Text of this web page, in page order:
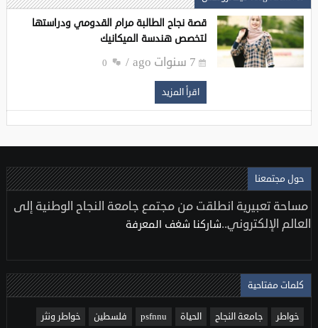
قصة نجاح الطالبة مرام القدومي ودراستها
لتخصص هندسة الميكانيك
7 سنوات ago 0
اقرأ المزيد
حول مجتمعنا
مساحة تعبيرية انطلقت من مجتمع جامعة النجاح الوطنية إلى
العالم الإلكتروني..شاركنا شغف المعرفة
كلمات مفتاحية
خواطر جامعة النجاح الحياة psfnnu فلسطين
خواطر ونثر